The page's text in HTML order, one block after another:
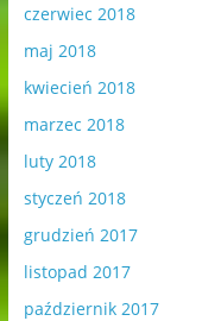
czerwiec 2018
maj 2018
kwiecień 2018
marzec 2018
luty 2018
styczeń 2018
grudzień 2017
listopad 2017
październik 2017